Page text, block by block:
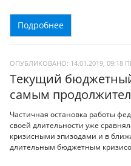
Подробнее
ОПУБЛИКОВАНО: 14.01.2019, 09:18
Текущий
самым
Частичная остановка работы
своей длительности уже
кризисными эпизодами и в
длительным бюджетным